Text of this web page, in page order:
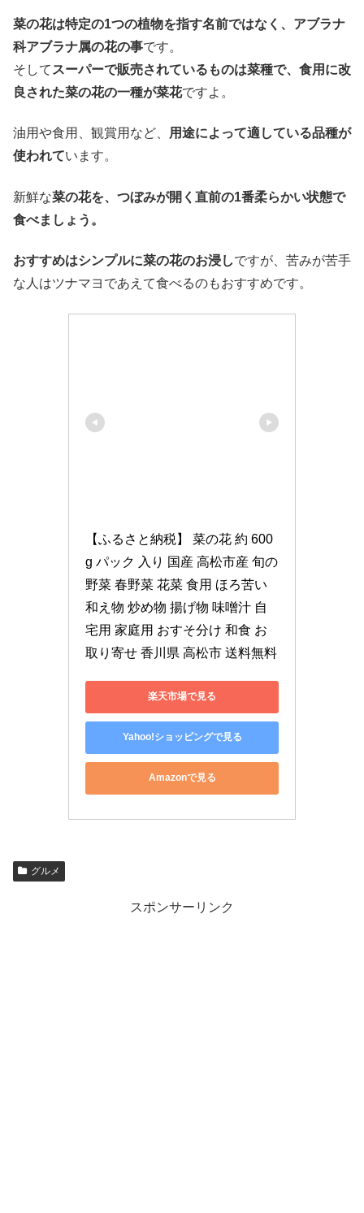
菜の花は特定の1つの植物を指す名前ではなく、アブラナ
科アブラナ属の花の事です。
そして スーパーで販売されているものは菜種で、食用に改
良された菜の花の一種が菜花ですよ。
油用や食用、観賞用など、 用途によって適している品種が
使われています。
新鮮な菜の花を、つぼみが開く直前の1番柔らかい状態で
食べましょう。
おすすめはシンプルに菜の花のお浸しですが、苦みが苦手
な人はツナマヨであえて食べるのもおすすめです。
【ふるさと納税】 菜の花 約 600
g パック 入り 国産 高松市産 旬の
野菜 春野菜 花菜 食用 ほろ苦い
和え物 炒め物 揚げ物 味噌汁 自
宅用 家庭用 おすそ分け 和食 お
取り寄せ 香川県 高松市 送料無料
楽天市場で見る
Yahoo!ショッピングで見る
Amazonで見る
グルメ
スポンサーリンク